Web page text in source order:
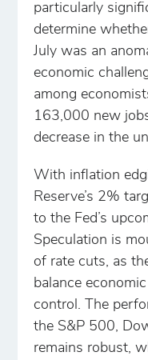
particularly
determine
July was an
economic
among
163,000 new
decrease in the
With inflation
Reserve’s 2%
to the Fed’s
Speculation is
of rate cuts, as
balance
control. The
the S&P 500,
remains robust,